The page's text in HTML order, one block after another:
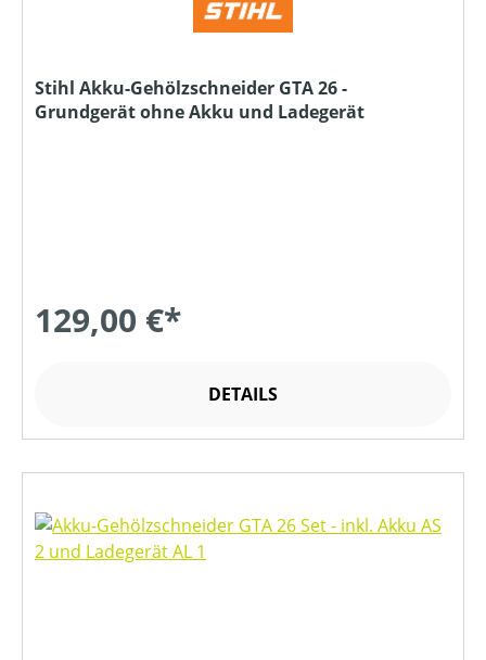
Stihl Akku-Gehölzschneider GTA 26 -
Grundgerät ohne Akku und Ladegerät
129,00 €*
DETAILS